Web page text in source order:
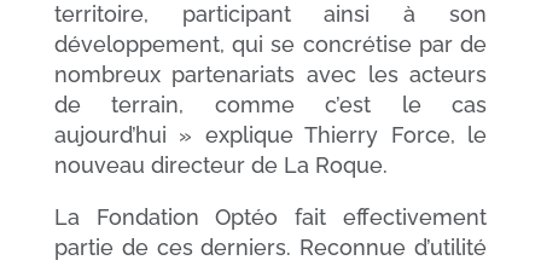
territoire, participant ainsi à son
développement, qui se concrétise par de
nombreux partenariats avec les acteurs
de terrain, comme c’est le cas
aujourd’hui » explique Thierry Force, le
nouveau directeur de La Roque.
La Fondation Optéo fait effectivement
partie de ces derniers. Reconnue d’utilité